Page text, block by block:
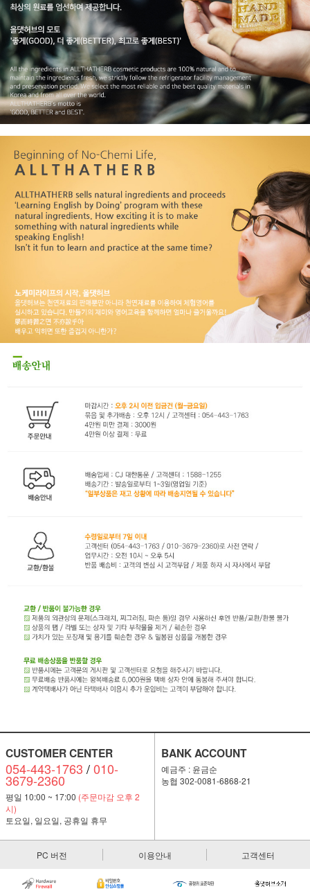
CUSTOMER CENTER
054-443-1763 /010-
3679-2360
평일 10:00 ~ 17:00 (주문마감 오후 2
시)
토요일, 일요일, 공휴일 휴무
BANK ACCOUNT
예금주 : 윤금순
농협 302-0081-6868-21
PC 버전 이용안내 고객센터